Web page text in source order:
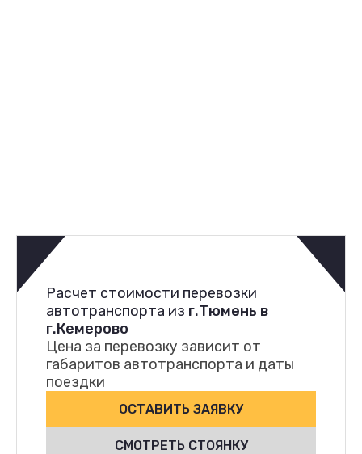
Расчет стоимости перевозки
автотранспорта из г.Тюмень в
г.Кемерово
Цена за перевозку зависит от
габаритов автотранспорта и даты
поездки
ОСТАВИТЬ ЗАЯВКУ
СМОТРЕТЬ СТОЯНКУ